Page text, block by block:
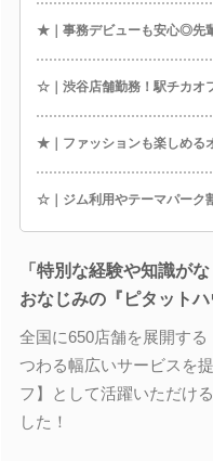
★｜事務デビューも安心◎先
☆｜渋谷店舗勤務！駅チカオ
★｜ファッションも楽しめる
☆｜ジム利用やテーマパーク
「特別な経験や知識が
おなじみの『ピタット
全国に650店舗を展開す
つわる幅広いサービスを
フ】として活躍いただけ
した！